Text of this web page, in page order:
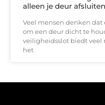
alleen je deur afsluiten
Veel mensen denken
om een deur dicht te
veiligheidsslot biedt veel
het